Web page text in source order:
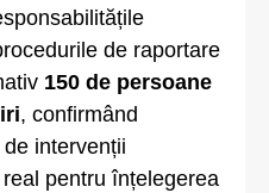
de raportare
150 de persoane
, confirmând
intervenții
pentru înțelegerea